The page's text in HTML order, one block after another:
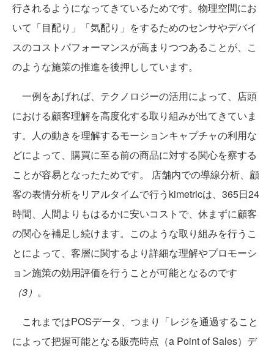
行されるようになってきているためです。物理空間にお
いて「目配り」「気配り」をするためのセンサやデバイ
スのコストパフォーマンスが高まりつつあることが、こ
のような施策の推進を後押ししています。
一例をあげれば、テクノロジーの活用によって、店頭
における顧客理解を高度化する取り組みが出てきていま
す。人の動きを理解するモーションキャプチャの利用な
どによって、購買に至る前の商品に対する関心を察する
ことが容易となったためです。 店舗内での導線分析、顧
客の表情分析をリアルタイムで行うkimetricは、365日24
時間、人間よりもはるかに安いコストで、休まずに顧客
の関心を補足し続けます。このような取り組みを行うこ
とによって、客層に関するより詳細な理解やプロモーシ
ョン施策の効用評価を行うことが可能となるのです
（3） 。
これまではPOSデータ、つまり「レジを通過すること
によって把握可能となる販売時点（a Point of Sales）デ